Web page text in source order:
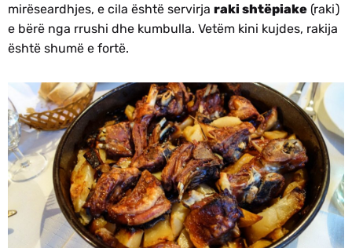
mirëseardhjes, e cila është servirja raki shtëpiake (raki)
e bërë nga rrushi dhe kumbulla. Vetëm kini kujdes, rakija
është shumë e fortë.